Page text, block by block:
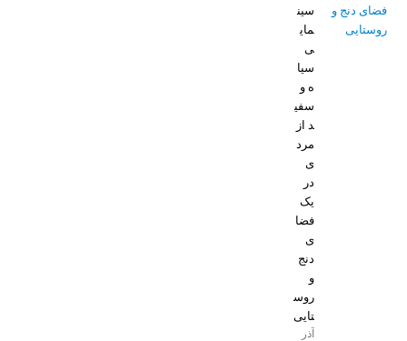
سین
مای
ی
سیا
ه و
سفی
د از
مرد
ی
در
یک
فضا
ی
دنج
و
روس
تایی
آذر